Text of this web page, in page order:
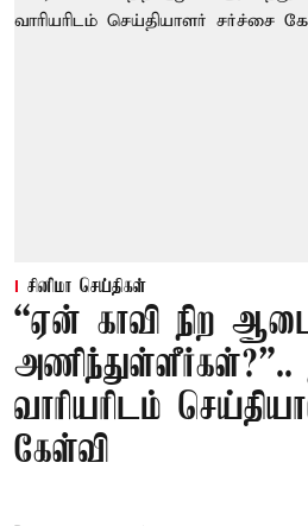
சினிமா செய்திகள்
“ஏன் காவி நிற
அணிந்துள்ளீர்கள்?”..
வாரியரிடம்
கேள்வி